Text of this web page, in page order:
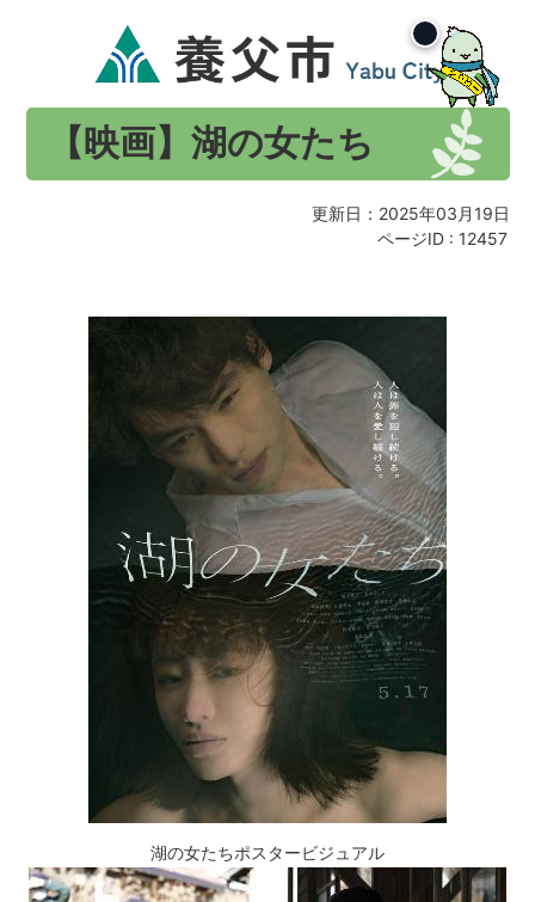
【映画】湖の女たち
更新日：2025年03月19日
ページID : 12457
湖の女たちポスタービジュアル